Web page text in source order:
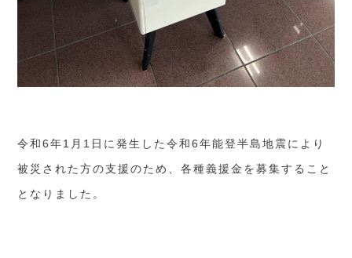
令和6年1月1日に発生した令和6年能登半島地震により
被災された方の支援のため、各種義援金を募集すること
となりました。